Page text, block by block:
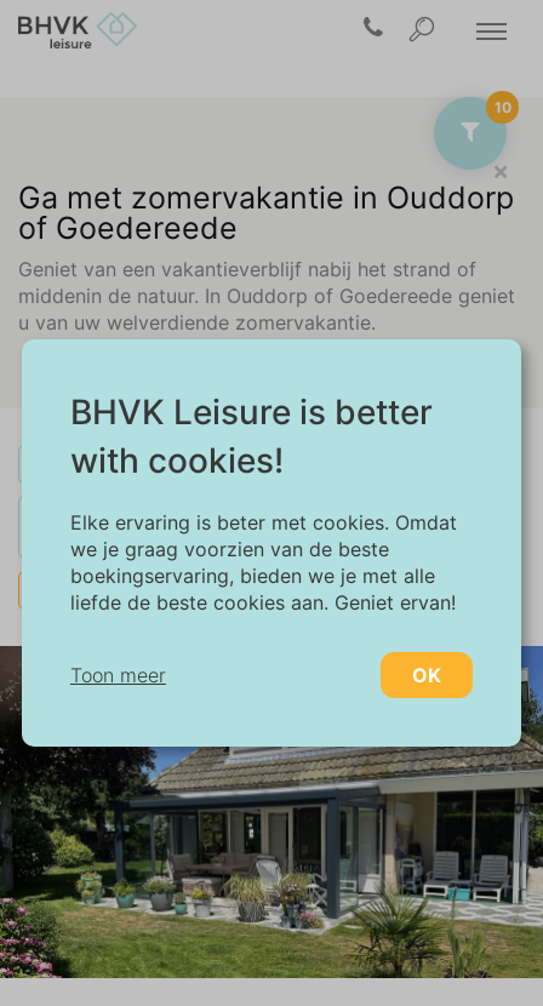
BHVK Leisure is better
with cookies!
Elke ervaring is beter met cookies. Omdat
we je graag voorzien van de beste
boekingservaring, bieden we je met alle
liefde de beste cookies aan. Geniet ervan!
Toon meer OK
Noodzakelijk:
Noodzakelijke cookies helpen een website
bruikbaarder te maken, door basisfuncties
als paginanavigatie en toegang tot beveiligde
gedeelten van de website mogelijk te maken.
Zonder deze cookies kan de website niet
naar behoren werken.
Marketing:
10
×
Ga met zomervakantie in Ouddorp
of Goedereede
Geniet van een vakantieverblijf nabij het strand of
middenin de natuur. In Ouddorp of Goedereede geniet
u van uw welverdiende zomervakantie.
Zuid-Holland ×
U zoekt momenteel minimaal 4 dagen tussen 10-7-
2026 en 28-8-2026
alles wissen